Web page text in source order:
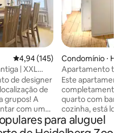
4,94 de uma avaliação média de
4,94 (145)
| XXL
de designer
de
grupos! A
com uma
uma grande
espaço
Condomínio ⋅
Apartamento
de Heidelberg
Este
completamente
quarto com
cozinha, está
centro histórico
principal tem uma
para aluguel